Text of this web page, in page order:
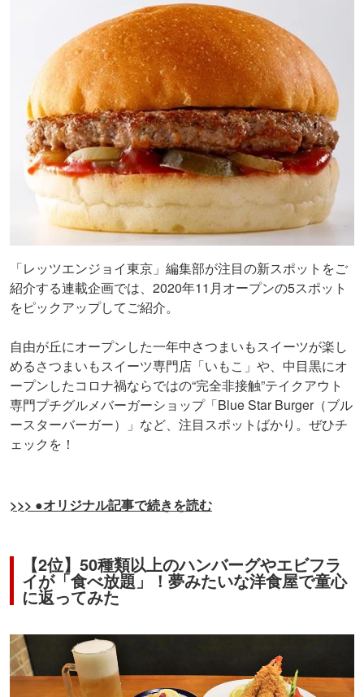
「レッツエンジョイ東京」編集部が注目の新スポットをご
紹介する連載企画では、2020年11月オープンの5スポット
をピックアップしてご紹介。
自由が丘にオープンした一年中さつまいもスイーツが楽し
めるさつまいもスイーツ専門店「いもこ」や、中目黒にオ
ープンしたコロナ禍ならではの“完全非接触”テイクアウト
専門プチグルメバーガーショップ「Blue Star Burger（ブル
ースターバーガー）」など、注目スポットばかり。ぜひチ
ェックを！
>>> ●オリジナル記事で続きを読む
【2位】50種類以上のハンバーグやエビフラ
イが「食べ放題」！夢みたいな洋食屋で童心
に返ってみた